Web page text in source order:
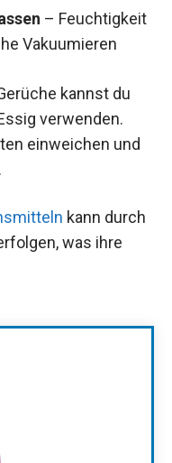
– Feuchtigkeit
Vakuumieren
kannst du
verwenden.
einweichen und
kann durch
was ihre